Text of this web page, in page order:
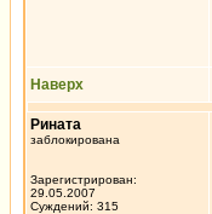
Наверх
Рината
заблокирована
Зарегистрирован:
29.05.2007
Суждений: 315